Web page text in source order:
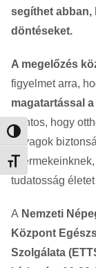
Nagy kontraszt
Betűméret váltása
segíthet abban,
döntéseket.
A megelőzés
figyelmet arra,
magatartással
Fontos, hogy
anyagok
tudatosság
A Nemzeti
Központ
Szolgálata